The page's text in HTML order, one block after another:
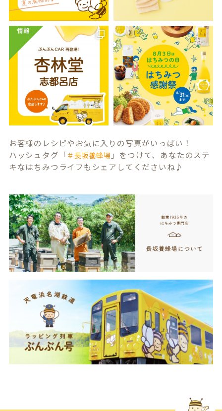
お客様のレシピやお気に入りの写真がいっぱい！
ハッシュタグ「＃長坂養蜂場 」をつけて、あなたのステ
キなはちみつライフもシェアしてくださいね♪